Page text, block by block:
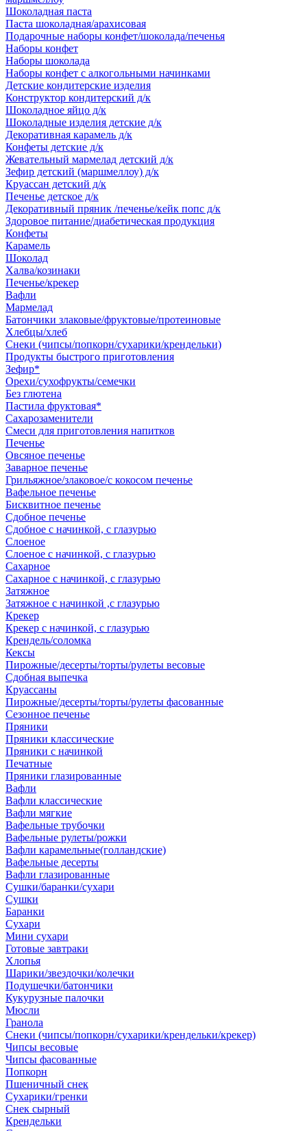
Шоколадная паста
Паста шоколадная/арахисовая
Подарочные наборы конфет/шоколада/печенья
Наборы конфет
Наборы шоколада
Наборы конфет с алкогольными начинками
Детские кондитерские изделия
Конструктор кондитерский д/к
Шоколадное яйцо д/к
Шоколадные изделия детские д/к
Декоративная карамель д/к
Конфеты детские д/к
Жевательный мармелад детский д/к
Зефир детский (маршмеллоу) д/к
Круассан детский д/к
Печенье детское д/к
Декоративный пряник /печенье/кейк попс д/к
Здоровое питание/диабетическая продукция
Конфеты
Карамель
Шоколад
Халва/козинаки
Печенье/крекер
Вафли
Мармелад
Батончики злаковые/фруктовые/протеиновые
Хлебцы/хлеб
Снеки (чипсы/попкорн/сухарики/крендельки)
Продукты быстрого приготовления
Зефир*
Орехи/сухофрукты/семечки
Без глютена
Пастила фруктовая*
Сахарозаменители
Смеси для приготовления напитков
Печенье
Овсяное печенье
Заварное печенье
Грильяжное/злаковое/с кокосом печенье
Вафельное печенье
Бисквитное печенье
Сдобное печенье
Сдобное с начинкой, с глазурью
Слоеное
Слоеное с начинкой, с глазурью
Сахарное
Сахарное с начинкой, с глазурью
Затяжное
Затяжное с начинкой ,с глазурью
Крекер
Крекер с начинкой, с глазурью
Крендель/соломка
Кексы
Пирожные/десерты/торты/рулеты весовые
Сдобная выпечка
Круассаны
Пирожные/десерты/торты/рулеты фасованные
Сезонное печенье
Пряники
Пряники классические
Пряники с начинкой
Печатные
Пряники глазированные
Вафли
Вафли классические
Вафли мягкие
Вафельные трубочки
Вафельные рулеты/рожки
Вафли карамельные(голландские)
Вафельные десерты
Вафли глазированные
Сушки/баранки/сухари
Сушки
Баранки
Сухари
Мини сухари
Готовые завтраки
Хлопья
Шарики/звездочки/колечки
Подушечки/батончики
Кукурузные палочки
Мюсли
Гранола
Снеки (чипсы/попкорн/сухарики/крендельки/крекер)
Чипсы весовые
Чипсы фасованные
Попкорн
Пшеничный снек
Сухарики/гренки
Снек сырный
Крендельки